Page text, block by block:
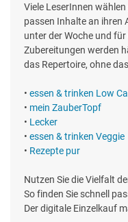
Viele LeserInnen
passen Inhalte an ihren
unter der Woche und
Zubereitungen werden
das Repertoire, ohne
• essen & trinken Low
• mein ZauberTopf
• Lecker
• essen & trinken Veggie
• Rezepte pur
Nutzen Sie die Vielfalt
So finden Sie schnell
Der digitale Einzelkauf